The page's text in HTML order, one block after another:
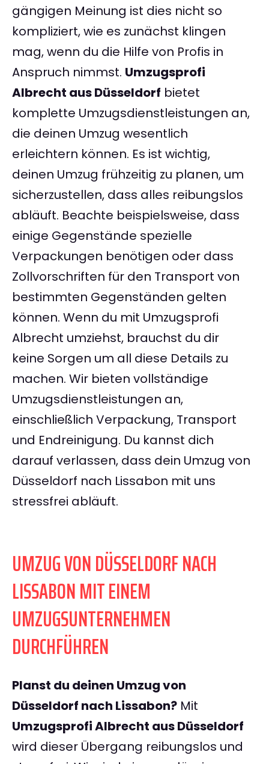
gängigen Meinung ist dies nicht so
kompliziert, wie es zunächst klingen
mag, wenn du die Hilfe von Profis in
Anspruch nimmst. Umzugsprofi
Albrecht aus Düsseldorf bietet
komplette Umzugsdienstleistungen an,
die deinen Umzug wesentlich
erleichtern können. Es ist wichtig,
deinen Umzug frühzeitig zu planen, um
sicherzustellen, dass alles reibungslos
abläuft. Beachte beispielsweise, dass
einige Gegenstände spezielle
Verpackungen benötigen oder dass
Zollvorschriften für den Transport von
bestimmten Gegenständen gelten
können. Wenn du mit Umzugsprofi
Albrecht umziehst, brauchst du dir
keine Sorgen um all diese Details zu
machen. Wir bieten vollständige
Umzugsdienstleistungen an,
einschließlich Verpackung, Transport
und Endreinigung. Du kannst dich
darauf verlassen, dass dein Umzug von
Düsseldorf nach Lissabon mit uns
stressfrei abläuft.
UMZUG VON DÜSSELDORF NACH
LISSABON MIT EINEM
UMZUGSUNTERNEHMEN
DURCHFÜHREN
Planst du deinen Umzug von
Düsseldorf nach Lissabon? Mit
Umzugsprofi Albrecht aus Düsseldorf
wird dieser Übergang reibungslos und